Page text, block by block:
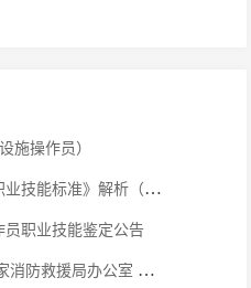
施操作员）
》解析（含全文征求意见）
员职业技能鉴定公告
防设施操作员国家职业标准的通知